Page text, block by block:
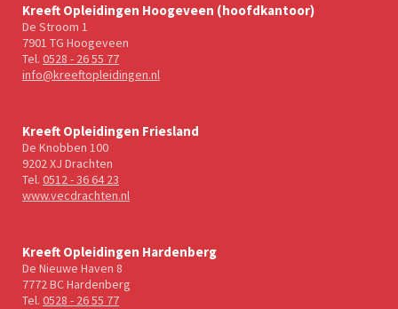
Kreeft Opleidingen Hoogeveen (hoofdkantoor)
De Stroom 1
7901 TG Hoogeveen
Tel. 0528 - 26 55 77
info@kreeftopleidingen.nl
Kreeft Opleidingen Friesland
De Knobben 100
9202 XJ Drachten
Tel. 0512 - 36 64 23
www.vecdrachten.nl
Kreeft Opleidingen Hardenberg
De Nieuwe Haven 8
7772 BC Hardenberg
Tel. 0528 - 26 55 77